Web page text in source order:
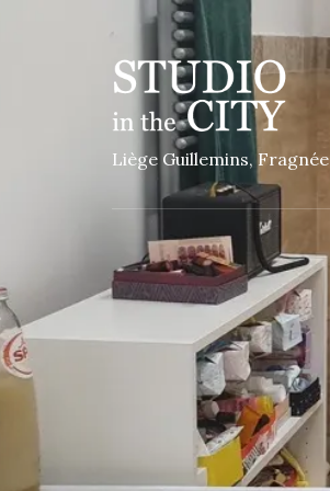
Liège Guillemins, Fragnée